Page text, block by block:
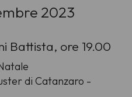
2023
Battista, ore 19.00
di Catanzaro -